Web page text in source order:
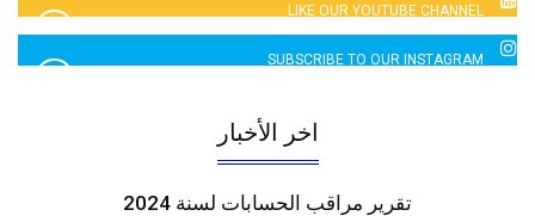
LIKE OUR YOUTUBE CHANNEL
2760 LIKES
SUBSCRIBE TO OUR INSTAGRAM
اخر الأخبار
تقرير مراقب الحسابات لسنة 2024